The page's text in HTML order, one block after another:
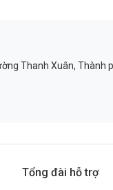
Thanh Xuân, Thành
Tổng đài hỗ trợ